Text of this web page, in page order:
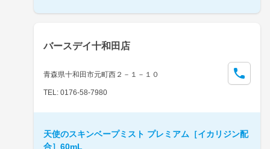
バースデイ十和田店
青森県十和田市元町西２－１－１０
TEL: 0176-58-7980
天使のスキンベープミスト プレミアム［イカリジン配
合］60mL